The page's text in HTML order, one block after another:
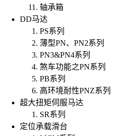
轴承箱
DD马达
PS系列
薄型PN、PN2系列
PN3&PN4系列
煞车功能之PN系列
PB系列
高环境耐性PNZ系列
超大扭矩伺服马达
SR系列
定位承载滑台